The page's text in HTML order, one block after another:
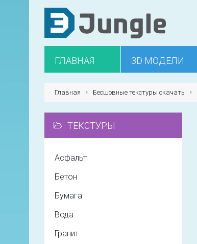
ГЛАВНАЯ 3D МОДЕЛИ
Главная Бесшовные текстуры скачать
ТЕКСТУРЫ
Асфальт
Бетон
Бумага
Вода
Гранит